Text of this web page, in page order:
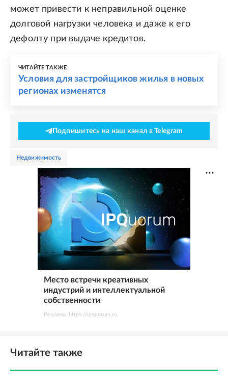
может привести к неправильной оценке
долговой нагрузки человека и даже к его
дефолту при выдаче кредитов.
ЧИТАЙТЕ ТАКЖЕ
Условия для застройщиков жилья в новых
регионах изменятся
Подпишитесь на наш канал в Telegram
недвижимость
Место встречи креативных
индустрий и интеллектуальной
собственности
Реклама. https://ipquorum.ru
Читайте также